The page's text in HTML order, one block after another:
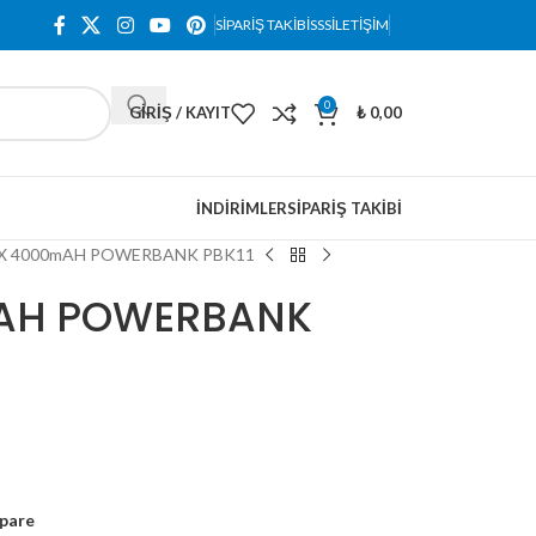
SIPARIŞ TAKIBISSSİLETIŞIM
GIRIŞ / KAYIT 0 ₺ 0,00
İNDIRIMLERSIPARIŞ TAKIBI
4000mAH POWERBANK PBK11
POWERBANK